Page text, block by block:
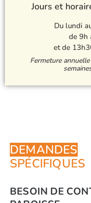
Jours et
Du lundi
de 9h
et de
Fermeture
DEMANDES
SPÉCIFIQUES
BESOIN DE